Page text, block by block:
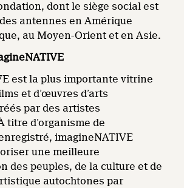
dont le siège social est
antennes en Amérique
au Moyen-Orient et en Asie.
est la plus importante vitrine
et d’œuvres d’arts
par des artistes
titre d’organisme de
imagineNATIVE
une meilleure
des peuples, de la culture et de
autochtones par